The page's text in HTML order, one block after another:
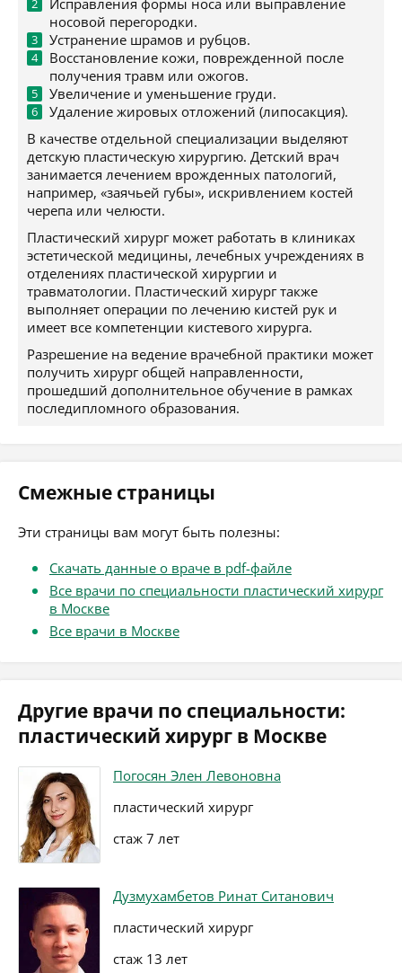
Исправления формы носа или выправление
носовой перегородки.
Устранение шрамов и рубцов.
Восстановление кожи, поврежденной после
получения травм или ожогов.
Увеличение и уменьшение груди.
Удаление жировых отложений (липосакция).
В качестве отдельной специализации выделяют
детскую пластическую хирургию. Детский врач
занимается лечением врожденных патологий,
например, «заячьей губы», искривлением костей
черепа или челюсти.
Пластический хирург может работать в клиниках
эстетической медицины, лечебных учреждениях в
отделениях пластической хирургии и
травматологии. Пластический хирург также
выполняет операции по лечению кистей рук и
имеет все компетенции кистевого хирурга.
Разрешение на ведение врачебной практики может
получить хирург общей направленности,
прошедший дополнительное обучение в рамках
последипломного образования.
Смежные страницы
Эти страницы вам могут быть полезны:
Скачать данные о враче в pdf-файле
Все врачи по специальности пластический хирург
в Москве
Все врачи в Москве
Другие врачи по специальности:
пластический хирург в Москве
Погосян Элен Левоновна
пластический хирург
стаж 7 лет
Дузмухамбетов Ринат Ситанович
пластический хирург
стаж 13 лет